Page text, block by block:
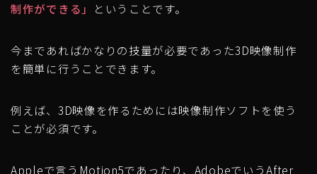
制作ができる」
ということです。
今まであればかなりの技量が必要であった3D映像制作
を簡単に行うことできます。
例えば、3D映像を作るためには映像制作ソフトを使う
ことが必須です。
Appleで言うMotion5であったり、AdobeでいうAfter